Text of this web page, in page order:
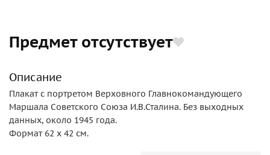
Предмет отсутствует
Описание
Плакат с портретом Верховного Главнокомандующего
Маршала Советского Союза И.В.Сталина. Без выходных
данных, около 1945 года.
Формат 62 х 42 см.